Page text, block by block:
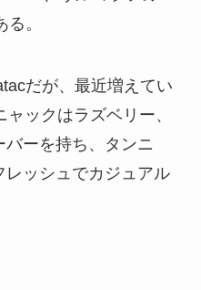
。
だが、最近増えてい
ックはラズベリー、
ーを持ち、タンニ
レッシュでカジュアル